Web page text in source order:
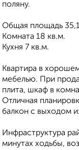
поляну.
Общая площадь 35,1
Комната 18 кв.м.
Кухня 7 кв.м.
Квартира в
мебелью. При
плита, шкаф в
Отличная
балкон с выходом
Инфраструктура
минутах ходьбы,